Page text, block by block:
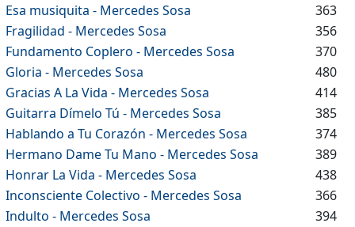
Esa musiquita - Mercedes Sosa
363
Fragilidad - Mercedes Sosa
356
Fundamento Coplero - Mercedes Sosa
370
Gloria - Mercedes Sosa
480
Gracias A La Vida - Mercedes Sosa
414
Guitarra Dímelo Tú - Mercedes Sosa
385
Hablando a Tu Corazón - Mercedes Sosa
374
Hermano Dame Tu Mano - Mercedes Sosa
389
Honrar La Vida - Mercedes Sosa
438
Inconsciente Colectivo - Mercedes Sosa
366
Indulto - Mercedes Sosa
394